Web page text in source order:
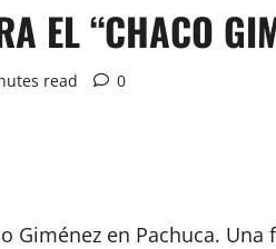
EL “CHACO
read 0
Giménez en Pachuca.